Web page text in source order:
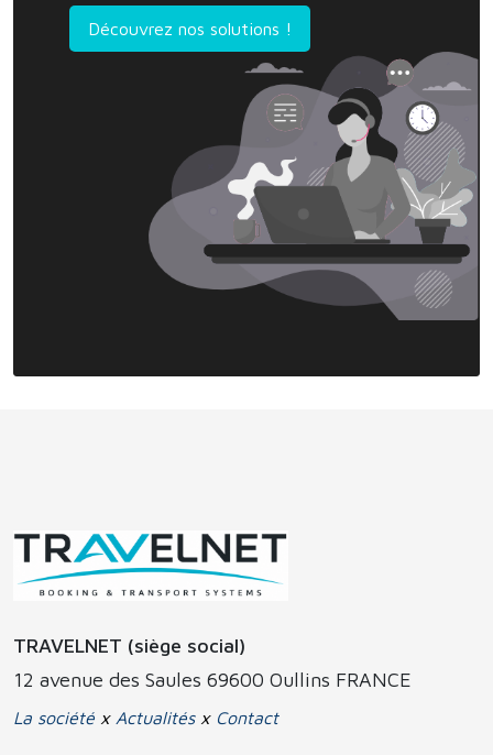
Découvrez nos solutions !
TRAVELNET (siège social)
12 avenue des Saules 69600 Oullins FRANCE
La société x Actualitésx Contact